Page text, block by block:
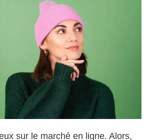
sur le marché en ligne. Alors,